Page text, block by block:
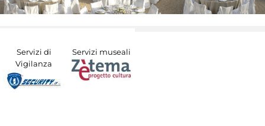
Servizi di
Vigilanza
Servizi museali